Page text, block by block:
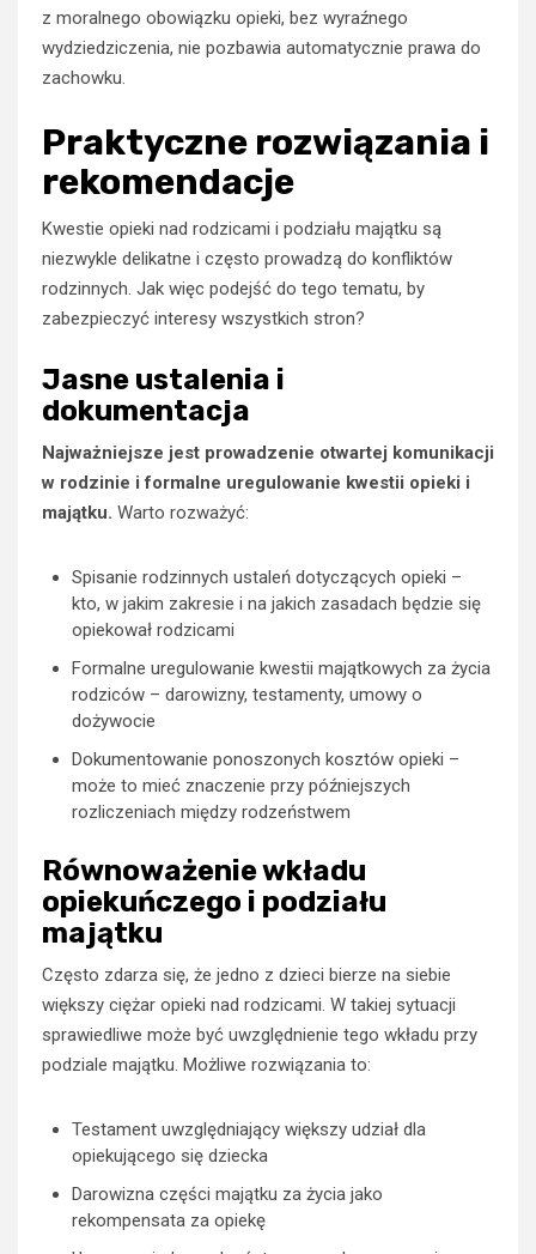
z moralnego obowiązku opieki, bez wyraźnego
wydziedziczenia, nie pozbawia automatycznie prawa do
zachowku.
Praktyczne rozwiązania i
rekomendacje
Kwestie opieki nad rodzicami i podziału majątku są
niezwykle delikatne i często prowadzą do konfliktów
rodzinnych. Jak więc podejść do tego tematu, by
zabezpieczyć interesy wszystkich stron?
Jasne ustalenia i
dokumentacja
Najważniejsze jest prowadzenie otwartej komunikacji
w rodzinie i formalne uregulowanie kwestii opieki i
majątku. Warto rozważyć:
Spisanie rodzinnych ustaleń dotyczących opieki –
kto, w jakim zakresie i na jakich zasadach będzie się
opiekował rodzicami
Formalne uregulowanie kwestii majątkowych za życia
rodziców – darowizny, testamenty, umowy o
dożywocie
Dokumentowanie ponoszonych kosztów opieki –
może to mieć znaczenie przy późniejszych
rozliczeniach między rodzeństwem
Równoważenie wkładu
opiekuńczego i podziału
majątku
Często zdarza się, że jedno z dzieci bierze na siebie
większy ciężar opieki nad rodzicami. W takiej sytuacji
sprawiedliwe może być uwzględnienie tego wkładu przy
podziale majątku. Możliwe rozwiązania to:
Testament uwzględniający większy udział dla
opiekującego się dziecka
Darowizna części majątku za życia jako
rekompensata za opiekę